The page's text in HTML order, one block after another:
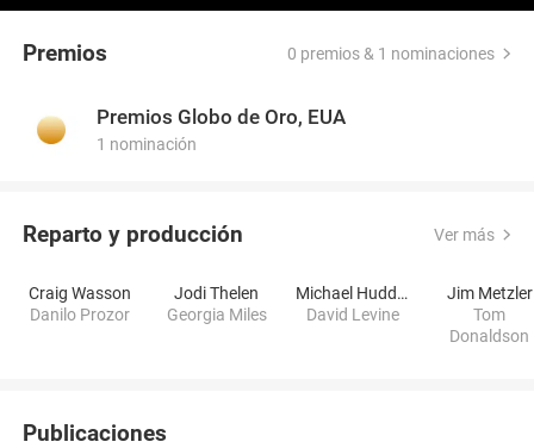
Premios 0 premios & 1 nominaciones
Premios Globo de Oro, EUA
1 nominación
Reparto y producción Ver más
Craig Wasson
Danilo Prozor
Jodi Thelen
Georgia Miles
Michael Huddleston
David Levine
Jim Metzler
Tom
Donaldson
Publicaciones